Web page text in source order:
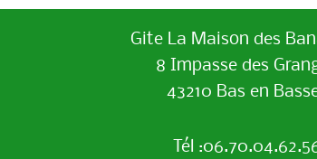
Gite La Maison des
8 Impasse des
43210 Bas en
Tél